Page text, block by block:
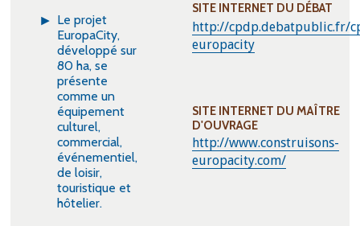
Le projet
EuropaCity,
développé sur
80 ha, se
présente
comme un
équipement
culturel,
commercial,
événementiel,
de loisir,
touristique et
hôtelier.
SITE INTERNET DU DÉBAT
http://cpdp.debatpublic.fr/
europacity
SITE INTERNET DU MAÎTRE
D'OUVRAGE
http://www.construisons-
europacity.com/